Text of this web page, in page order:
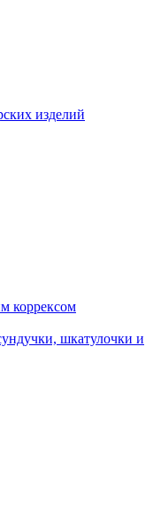
изделий
коррексом
шкатулочки и